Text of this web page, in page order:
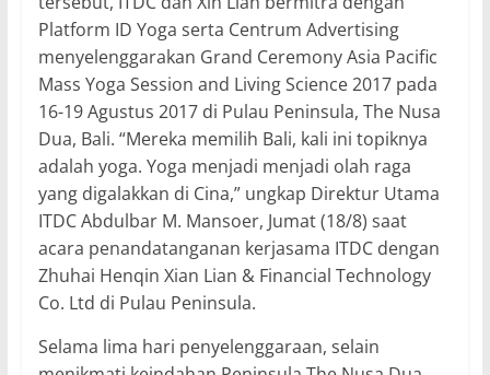
Platform ID Yoga serta Centrum Advertising
menyelenggarakan Grand Ceremony Asia Pacific
Mass Yoga Session and Living Science 2017 pada
16-19 Agustus 2017 di Pulau Peninsula, The Nusa
Dua, Bali. “Mereka memilih Bali, kali ini topiknya
adalah yoga. Yoga menjadi menjadi olah raga
yang digalakkan di Cina,” ungkap Direktur Utama
ITDC Abdulbar M. Mansoer, Jumat (18/8) saat
acara penandatanganan kerjasama ITDC dengan
Zhuhai Henqin Xian Lian & Financial Technology
Co. Ltd di Pulau Peninsula.
Selama lima hari penyelenggaraan, selain